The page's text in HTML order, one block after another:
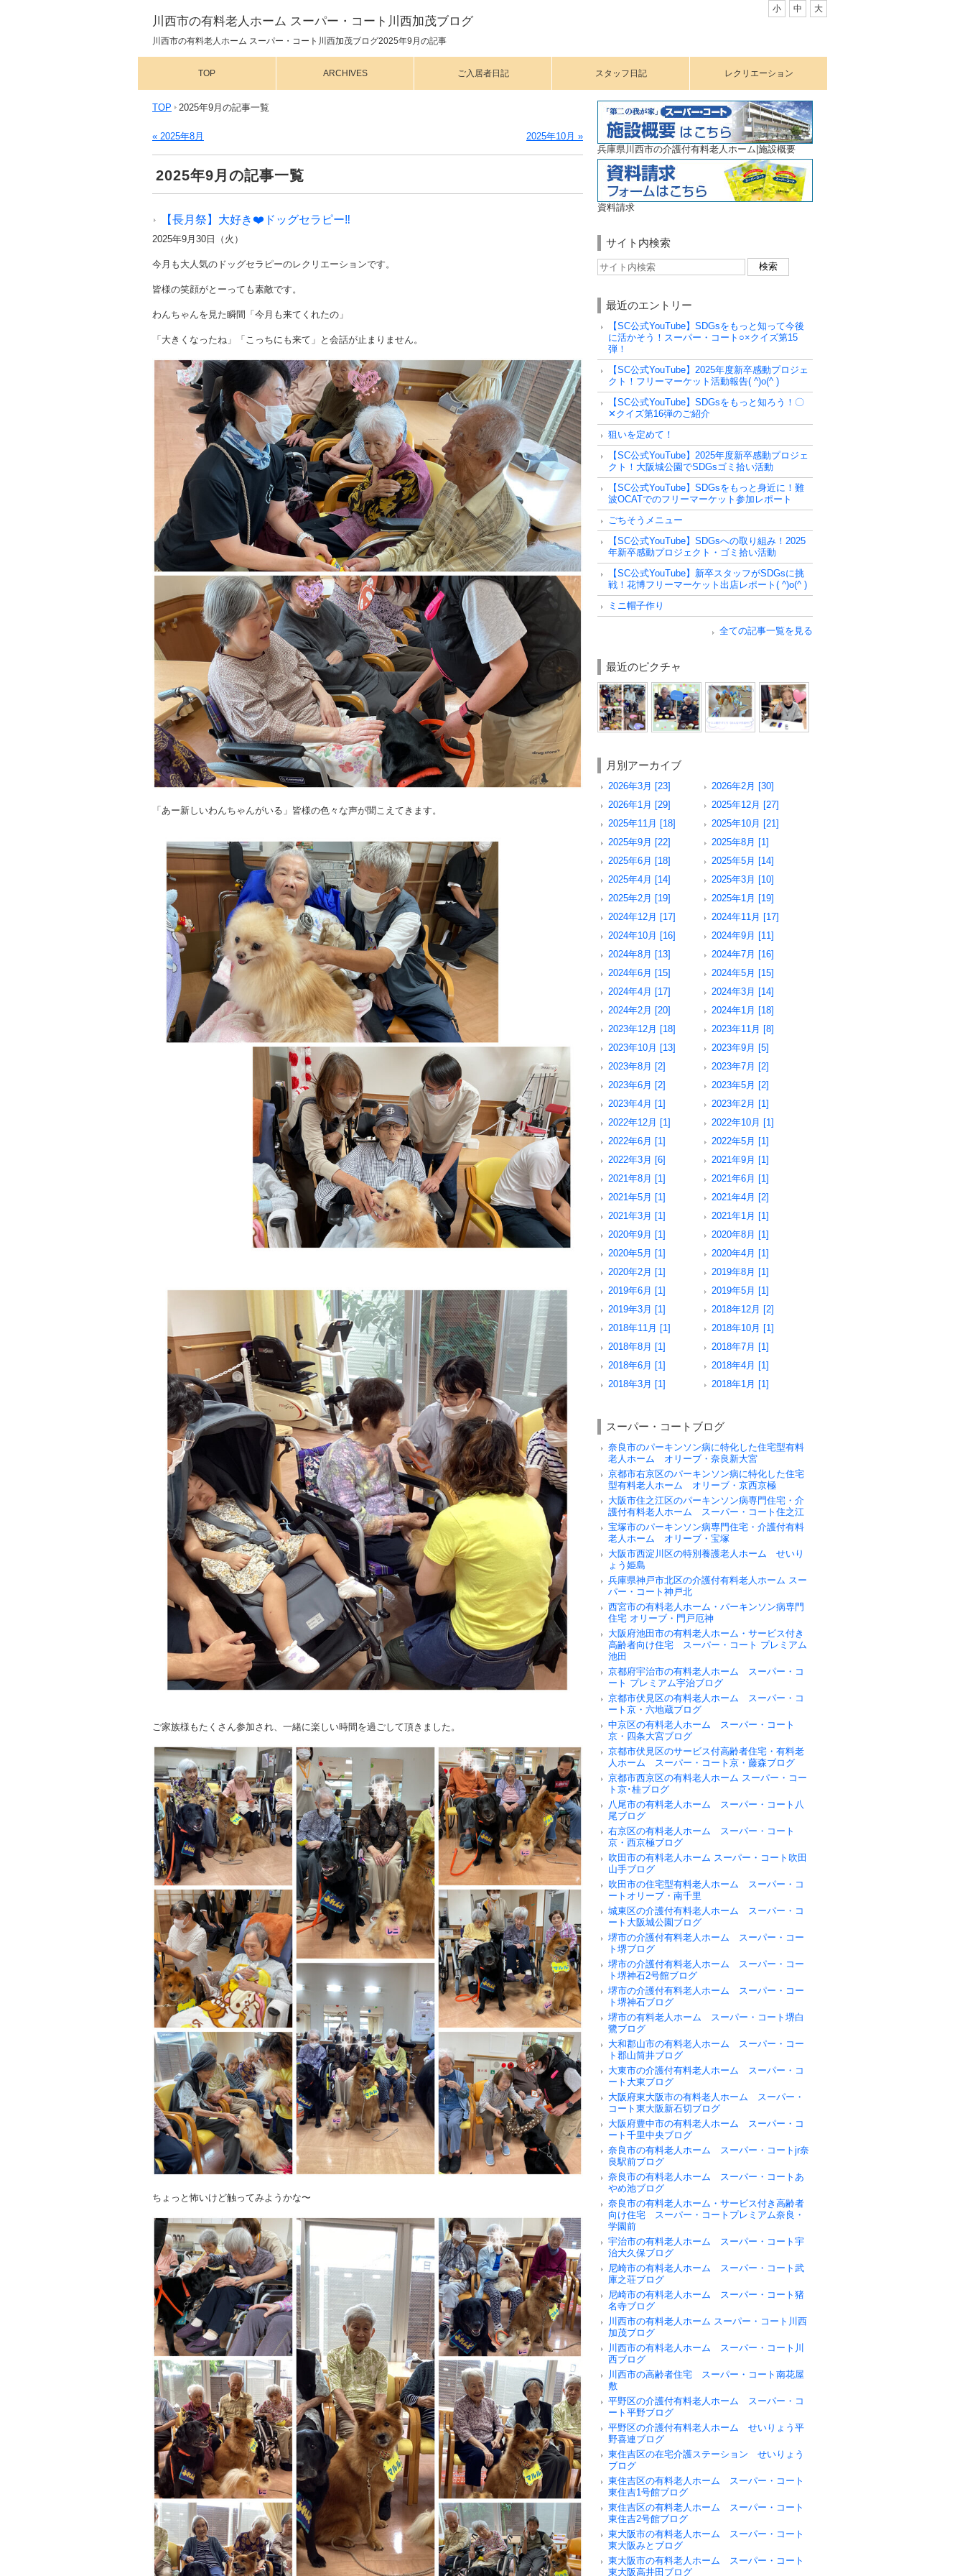
川西市の有料老人ホーム スーパー・コート川西加茂ブログ
川西市の有料老人ホーム スーパー・コート川西加茂ブログ2025年9月の記事
TOP ARCHIVES ご入居者日記 スタッフ日記 レクリエーション
小 中 大
TOP 2025年9月の記事一覧
« 2025年8月 2025年10月 »
2025年9月の記事一覧
【長月祭】大好き❤️ドッグセラピー‼️
2025年9月30日（火）
今月も大人気のドッグセラピーのレクリエーションです。
皆様の笑顔がとーっても素敵です。
わんちゃんを見た瞬間「今月も来てくれたの」
「大きくなったね」「こっちにも来て」と会話が止まりません。
「あー新しいわんちゃんがいる」皆様の色々な声が聞こえてきます。
ご家族様もたくさん参加され、一緒に楽しい時間を過ごして頂きました。
ちょっと怖いけど触ってみようかな〜
兵庫県川西市の介護付有料老人ホーム|施設概要
資料請求
サイト内検索
最近のエントリー
【SC公式YouTube】SDGsをもっと知って今後
に活かそう！スーパー・コート○×クイズ第15
弾！
【SC公式YouTube】2025年度新卒感動プロジェ
クト！フリーマーケット活動報告( ^)o(^ )
【SC公式YouTube】SDGsをもっと知ろう！〇
✕クイズ第16弾のご紹介
狙いを定めて！
【SC公式YouTube】2025年度新卒感動プロジェ
クト！大阪城公園でSDGsゴミ拾い活動
【SC公式YouTube】SDGsをもっと身近に！難
波OCATでのフリーマーケット参加レポート
ごちそうメニュー
【SC公式YouTube】SDGsへの取り組み！2025
年新卒感動プロジェクト・ゴミ拾い活動
【SC公式YouTube】新卒スタッフがSDGsに挑
戦！花博フリーマーケット出店レポート( ^)o(^ )
ミニ帽子作り
全ての記事一覧を見る
最近のピクチャ
月別アーカイブ
2026年3月 [23]
2026年2月 [30]
2026年1月 [29]
2025年12月 [27]
2025年11月 [18]
2025年10月 [21]
2025年9月 [22]
2025年8月 [1]
2025年6月 [18]
2025年5月 [14]
2025年4月 [14]
2025年3月 [10]
2025年2月 [19]
2025年1月 [19]
2024年12月 [17]
2024年11月 [17]
2024年10月 [16]
2024年9月 [11]
2024年8月 [13]
2024年7月 [16]
2024年6月 [15]
2024年5月 [15]
2024年4月 [17]
2024年3月 [14]
2024年2月 [20]
2024年1月 [18]
2023年12月 [18]
2023年11月 [8]
2023年10月 [13]
2023年9月 [5]
2023年8月 [2]
2023年7月 [2]
2023年6月 [2]
2023年5月 [2]
2023年4月 [1]
2023年2月 [1]
2022年12月 [1]
2022年10月 [1]
2022年6月 [1]
2022年5月 [1]
2022年3月 [6]
2021年9月 [1]
2021年8月 [1]
2021年6月 [1]
2021年5月 [1]
2021年4月 [2]
2021年3月 [1]
2021年1月 [1]
2020年9月 [1]
2020年8月 [1]
2020年5月 [1]
2020年4月 [1]
2020年2月 [1]
2019年8月 [1]
2019年6月 [1]
2019年5月 [1]
2019年3月 [1]
2018年12月 [2]
2018年11月 [1]
2018年10月 [1]
2018年8月 [1]
2018年7月 [1]
2018年6月 [1]
2018年4月 [1]
2018年3月 [1]
2018年1月 [1]
スーパー・コートブログ
奈良市のパーキンソン病に特化した住宅型有料
老人ホーム オリーブ・奈良新大宮
京都市右京区のパーキンソン病に特化した住宅
型有料老人ホーム オリーブ・京西京極
大阪市住之江区のパーキンソン病専門住宅・介
護付有料老人ホーム スーパー・コート住之江
宝塚市のパーキンソン病専門住宅・介護付有料
老人ホーム オリーブ・宝塚
大阪市西淀川区の特別養護老人ホーム せいり
ょう姫島
兵庫県神戸市北区の介護付有料老人ホーム スー
パー・コート神戸北
西宮市の有料老人ホーム・パーキンソン病専門
住宅 オリーブ・門戸厄神
大阪府池田市の有料老人ホーム・サービス付き
高齢者向け住宅 スーパー・コート プレミアム
池田
京都府宇治市の有料老人ホーム スーパー・コ
ート プレミアム宇治ブログ
京都市伏見区の有料老人ホーム スーパー・コ
ート京・六地蔵ブログ
中京区の有料老人ホーム スーパー・コート
京・四条大宮ブログ
京都市伏見区のサービス付高齢者住宅・有料老
人ホーム スーパー・コート京・藤森ブログ
京都市西京区の有料老人ホーム スーパー・コー
ト京･桂ブログ
八尾市の有料老人ホーム スーパー・コート八
尾ブログ
右京区の有料老人ホーム スーパー・コート
京・西京極ブログ
吹田市の有料老人ホーム スーパー・コート吹田
山手ブログ
吹田市の住宅型有料老人ホーム スーパー・コ
ートオリーブ・南千里
城東区の介護付有料老人ホーム スーパー・コ
ート大阪城公園ブログ
堺市の介護付有料老人ホーム スーパー・コー
ト堺ブログ
堺市の介護付有料老人ホーム スーパー・コー
ト堺神石2号館ブログ
堺市の介護付有料老人ホーム スーパー・コー
ト堺神石ブログ
堺市の有料老人ホーム スーパー・コート堺白
鷺ブログ
大和郡山市の有料老人ホーム スーパー・コー
ト郡山筒井ブログ
大東市の介護付有料老人ホーム スーパー・コ
ート大東ブログ
大阪府東大阪市の有料老人ホーム スーパー・
コート東大阪新石切ブログ
大阪府豊中市の有料老人ホーム スーパー・コ
ート千里中央ブログ
奈良市の有料老人ホーム スーパー・コートjr奈
良駅前ブログ
奈良市の有料老人ホーム スーパー・コートあ
やめ池ブログ
奈良市の有料老人ホーム・サービス付き高齢者
向け住宅 スーパー・コートプレミアム奈良・
学園前
宇治市の有料老人ホーム スーパー・コート宇
治大久保ブログ
尼崎市の有料老人ホーム スーパー・コート武
庫之荘ブログ
尼崎市の有料老人ホーム スーパー・コート猪
名寺ブログ
川西市の有料老人ホーム スーパー・コート川西
加茂ブログ
川西市の有料老人ホーム スーパー・コート川
西ブログ
川西市の高齢者住宅 スーパー・コート南花屋
敷
平野区の介護付有料老人ホーム スーパー・コ
ート平野ブログ
平野区の介護付有料老人ホーム せいりょう平
野喜連ブログ
東住吉区の在宅介護ステーション せいりょう
ブログ
東住吉区の有料老人ホーム スーパー・コート
東住吉1号館ブログ
東住吉区の有料老人ホーム スーパー・コート
東住吉2号館ブログ
東大阪市の有料老人ホーム スーパー・コート
東大阪みとブログ
東大阪市の有料老人ホーム スーパー・コート
東大阪高井田ブログ